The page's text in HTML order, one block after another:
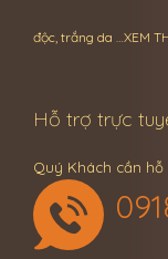
độc, trắng da …XEM
Hỗ trợ trực
Quý Khách cần